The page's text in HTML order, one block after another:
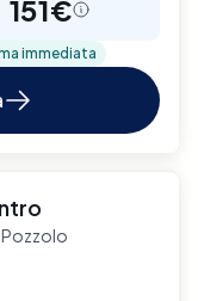
151€
immediata
Pozzolo